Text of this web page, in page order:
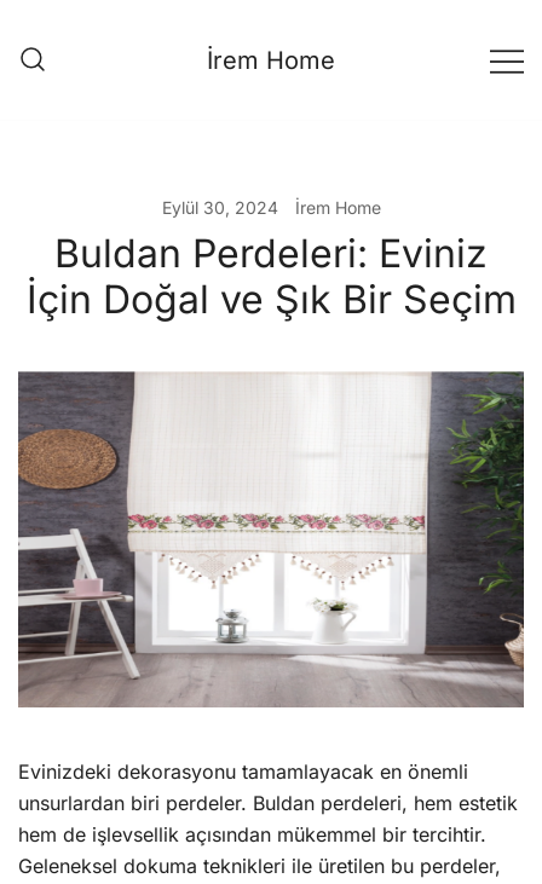
content
İrem Home
Eylül 30, 2024 İrem Home
Buldan Perdeleri: Eviniz
İçin Doğal ve Şık Bir Seçim
Evinizdeki dekorasyonu tamamlayacak en önemli
unsurlardan biri perdeler. Buldan perdeleri, hem estetik
hem de işlevsellik açısından mükemmel bir tercihtir.
Geleneksel dokuma teknikleri ile üretilen bu perdeler,